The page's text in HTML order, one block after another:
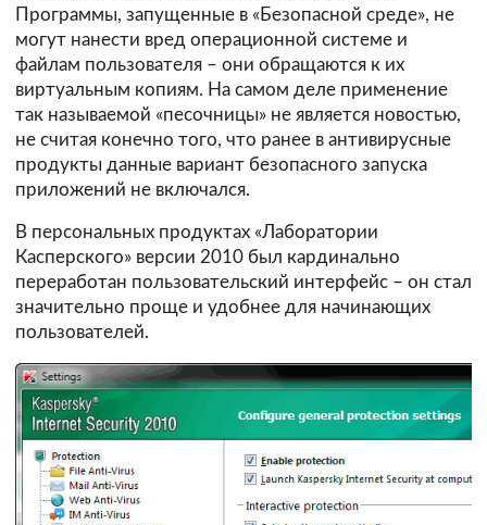
Программы, запущенные в «Безопасной среде», не
могут нанести вред операционной системе и
файлам пользователя – они обращаются к их
виртуальным копиям. На самом деле применение
так называемой «песочницы» не является новостью,
не считая конечно того, что ранее в антивирусные
продукты данные вариант безопасного запуска
приложений не включался.
В персональных продуктах «Лаборатории
Касперского» версии 2010 был кардинально
переработан пользовательский интерфейс – он стал
значительно проще и удобнее для начинающих
пользователей.